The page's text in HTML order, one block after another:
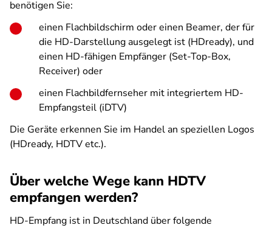
benötigen Sie:
einen Flachbildschirm oder einen Beamer, der für
die HD-Darstellung ausgelegt ist (HDready), und
einen HD-fähigen Empfänger (Set-Top-Box,
Receiver) oder
einen Flachbildfernseher mit integriertem HD-
Empfangsteil (iDTV)
Die Geräte erkennen Sie im Handel an speziellen Logos
(HDready, HDTV etc.).
Über welche Wege kann HDTV
empfangen werden?
HD-Empfang ist in Deutschland über folgende